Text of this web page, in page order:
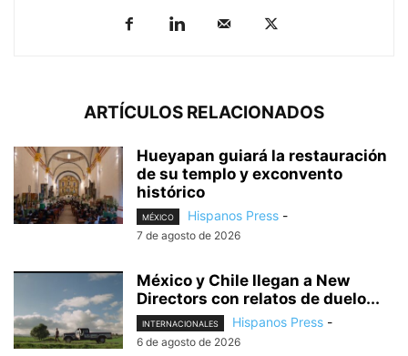
ARTÍCULOS RELACIONADOS
Hueyapan guiará la restauración
de su templo y exconvento
histórico
MÉXICO Hispanos Press -
7 de agosto de 2026
México y Chile llegan a New
Directors con relatos de duelo...
INTERNACIONALES Hispanos Press -
6 de agosto de 2026